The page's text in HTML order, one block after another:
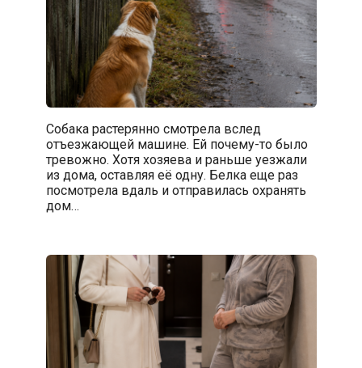
Собака растерянно смотрела вслед
отъезжающей машине. Ей почему-то было
тревожно. Хотя хозяева и раньше уезжали
из дома, оставляя её одну. Белка еще раз
посмотрела вдаль и отправилась охранять
дом…